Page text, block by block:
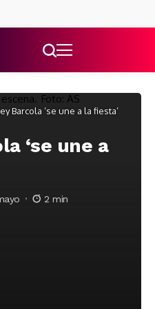
Hilal mientras espera cerrar
Barcola ‘se une a la fiesta’
‘se une a
2 min